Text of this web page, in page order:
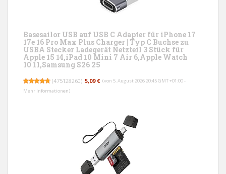
Basesailor USB auf USB C Adapter für iPhone 17
17e 16 Pro Max Plus Charger | Typ C Buchse zu
USBA Stecker Ladegerät Netzteil 3 Stück für
Apple 15 14,iPad 10 Mini 7 Air 6,Apple Watch
10 11,Samsung S26 25
(475128260) 5,09 € (von 5. August 2026 20:45 GMT +01:00 -
Mehr Informationen)